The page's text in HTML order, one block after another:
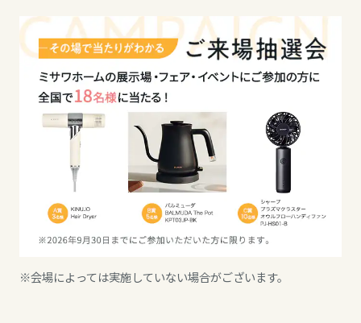
※会場によっては実施していない場合がございます。
広島県
山口県
徳島県